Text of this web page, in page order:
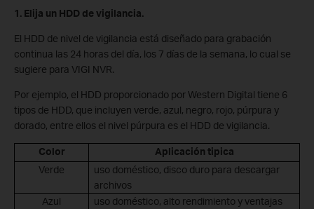
1. Elija un HDD de vigilancia.
El HDD de nivel de vigilancia está diseñado para grabación
continua las 24 horas del día, los 7 días de la semana, lo cual se
sugiere para VIGI NVR.
Por ejemplo, el HDD proporcionado por Western Digital tiene 6
tipos de HDD, que incluyen verde, azul, negro, rojo, púrpura y
dorado, entre ellos el nivel púrpura es el HDD de vigilancia.
Color
Aplicación tipica
Verde
uso doméstico, disco duro para descargar
archivos
Azul
uso doméstico, alto rendimiento y ventajas